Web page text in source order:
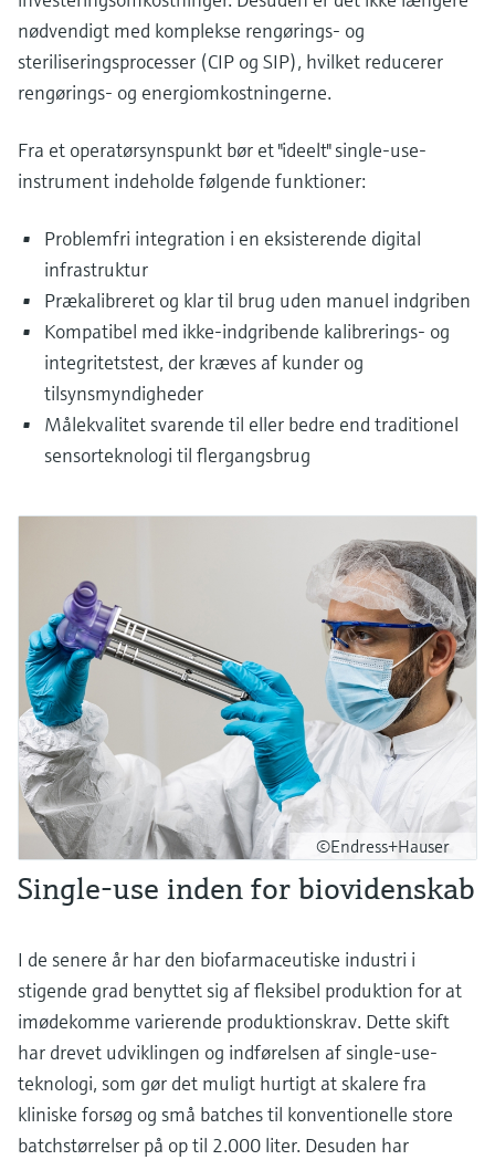
nødvendigt med komplekse rengørings- og
steriliseringsprocesser (CIP og SIP), hvilket reducerer
rengørings- og energiomkostningerne.
Fra et operatørsynspunkt bør et "ideelt" single-use-
instrument indeholde følgende funktioner:
Problemfri integration i en eksisterende digital
infrastruktur
Prækalibreret og klar til brug uden manuel indgriben
Kompatibel med ikke-indgribende kalibrerings- og
integritetstest, der kræves af kunder og
tilsynsmyndigheder
Målekvalitet svarende til eller bedre end traditionel
sensorteknologi til flergangsbrug
©Endress+Hauser
Single-use inden for biovidenskab
I de senere år har den biofarmaceutiske industri i
stigende grad benyttet sig af fleksibel produktion for at
imødekomme varierende produktionskrav. Dette skift
har drevet udviklingen og indførelsen af single-use-
teknologi, som gør det muligt hurtigt at skalere fra
kliniske forsøg og små batches til konventionelle store
batchstørrelser på op til 2.000 liter. Desuden har